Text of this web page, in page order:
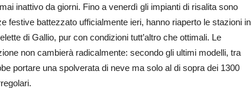
inattivo da giorni. Fino a venerdì gli impianti di risalita sono
festive battezzato ufficialmente ieri, hanno riaperto le stazioni in
di Gallio, pur con condizioni tutt’altro che ottimali. Le
non cambierà radicalmente: secondo gli ultimi modelli, tra
portare una spolverata di neve ma solo al di sopra dei 1300